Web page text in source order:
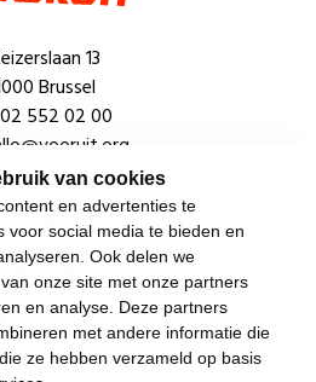
van cookies
en advertenties te
voor social media te bieden en
Ook delen we
onze site met onze partners
en analyse. Deze partners
met andere informatie die
ze hebben verzameld op basis
13
Brussel
02 552 02 00
Snel
de beweging